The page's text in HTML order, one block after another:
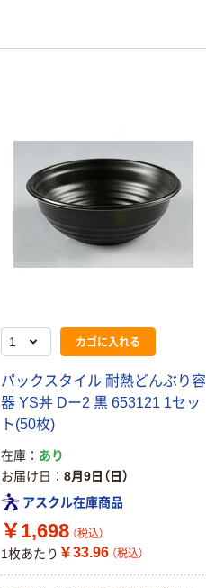
カゴに入れる
パックスタイル 耐熱どんぶり容
器 YS丼 Dー2 黒 653121 1セッ
ト(50枚)
在庫
あり
お届け日
8月9日（日）
アスクル在庫商品
￥1,698 （税込）
1枚あたり ￥33.96 （税込）